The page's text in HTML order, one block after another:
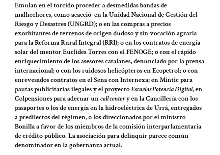
Emulan en el torcido proceder a desmedidas bandas de
malhechores, como acaeció en la Unidad Nacional de Gestión del
Riesgo y Desastres (UNGRD); o en las compras a precios
exorbitantes de terrenos de origen dudoso y sin vocación agraria
para la Reforma Rural Integral (RRI); o en los contratos de energía
solar del mentor Euclides Torres con el FENOGE; o con el rápido
enriquecimiento de los asesores catalanes, denunciado por la prensa
internacional; o con los ruidosos helicópteros en Ecopetrol; o con
enrevesados contratos en el Sena con Internexa; en Mintic para
pautas publicitarias ilegales y el proyectoEscuelas Potencia Digital, en
Colpensiones para adecuar uncall centery en la Cancillería con los
pasaportes o los de energía en la hidroeléctrica de Urrá, entregados
a predilectos del régimen, o los direccionados por el ministro
Bonilla a favor de los miembros de la comisión interparlamentaria
de crédito público. La asociación para delinquir parece común
denominador en la gobernanza actual.